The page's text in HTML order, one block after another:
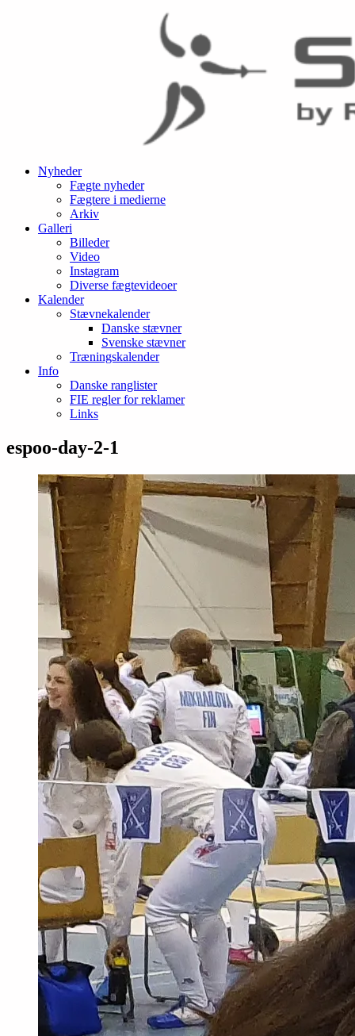
Nyheder
Fægte nyheder
Fægtere i medierne
Arkiv
Galleri
Billeder
Video
Instagram
Diverse fægtevideoer
Kalender
Stævnekalender
Danske stævner
Svenske stævner
Træningskalender
Info
Danske ranglister
FIE regler for reklamer
Links
espoo-day-2-1